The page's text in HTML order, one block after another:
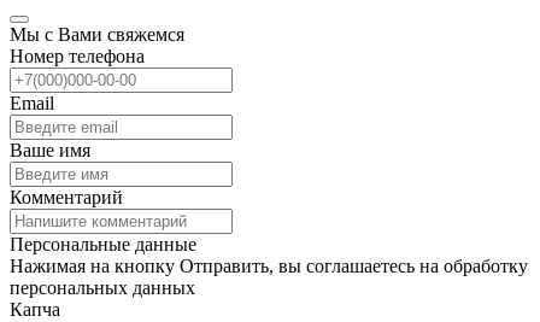
Мы с Вами свяжемся
Номер телефона
Email
Ваше имя
Комментарий
Персональные данные
Нажимая на кнопку Отправить, вы соглашаетесь на обработку
персональных данных
Капча